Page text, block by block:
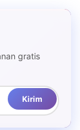
gratis
Kirim